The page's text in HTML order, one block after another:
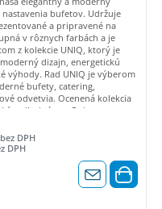
bufetov. Udržuje
a pripravené na
v rôznych farbách a je
z kolekcie UNIQ, ktorý je
dizajn, energetickú
výhody. Rad UNIQ je výberom
bufety, catering,
odvetvia. Ocenená kolekcia
dizajnérom Robertom
moderný dizajn s vysoko
spracovaním. Nadčasová
dopĺňa prezentáciu jedla a
Jeho jedinečná konštrukcia a
detailom z neho robia pútavý
Konštrukcia je vyrobená
DPH
DPH